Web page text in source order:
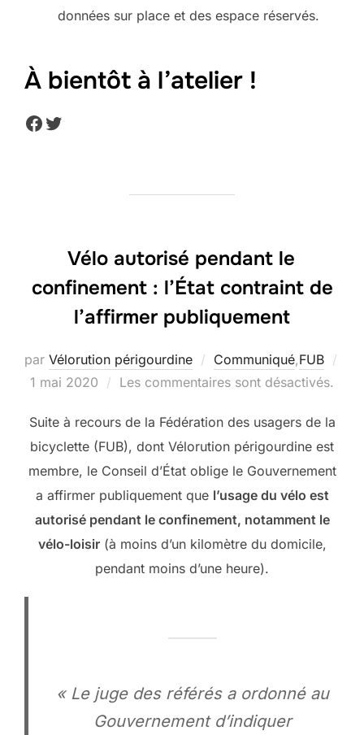
données sur place et des espace réservés.
À bientôt à l’atelier !
Facebook
Twitter
Vélo autorisé pendant le
confinement : l’État contraint de
l’affirmer publiquement
par Vélorution périgourdine Communiqué,FUB
Publié
1 mai 2020 Les commentaires sont désactivés.
Suite à recours de la Fédération des usagers de la
bicyclette (FUB), dont Vélorution périgourdine est
membre, le Conseil d’État oblige le Gouvernement
a affirmer publiquement que l’usage du vélo est
autorisé pendant le confinement, notamment le
vélo-loisir(à moins d’un kilomètre du domicile,
pendant moins d’une heure).
« Le juge des référés a ordonné au
Gouvernement d’indiquer